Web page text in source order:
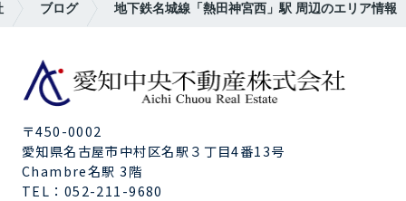
ブログ 地下鉄名城線「熱田神宮西」駅 周辺のエリア情報
〒450-0002
愛知県名古屋市中村区名駅３丁目4番13号
Chambre名駅 3階
TEL： 052-211-9680